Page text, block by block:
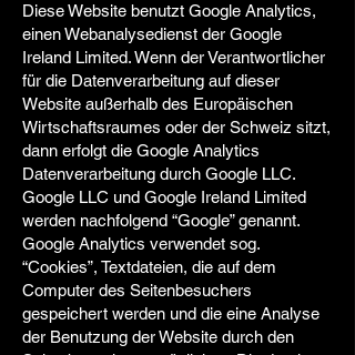
Diese Website benutzt Google Analytics,
einen Webanalysedienst der Google
Ireland Limited. Wenn der Verantwortlicher
für die Datenverarbeitung auf dieser
Website außerhalb des Europäischen
Wirtschaftsraumes oder der Schweiz sitzt,
dann erfolgt die Google Analytics
Datenverarbeitung durch Google LLC.
Google LLC und Google Ireland Limited
werden nachfolgend “Google” genannt.
Google Analytics verwendet sog.
“Cookies”, Textdateien, die auf dem
Computer des Seitenbesuchers
gespeichert werden und die eine Analyse
der Benutzung der Website durch den